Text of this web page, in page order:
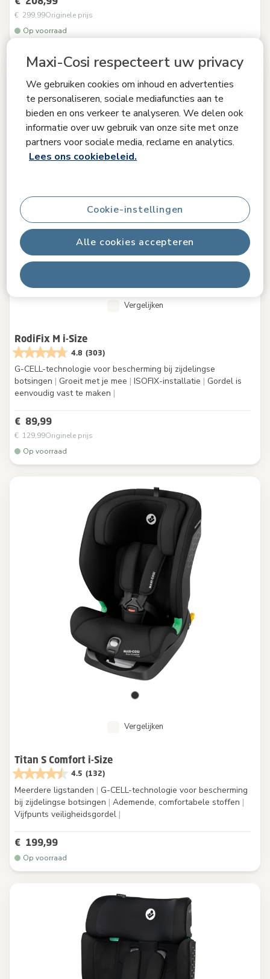
Maxi-Cosi respecteert uw privacy
We gebruiken cookies om inhoud en advertenties
te personaliseren, sociale mediafuncties aan te
bieden en ons verkeer te analyseren. We delen ook
informatie over uw gebruik van onze site met onze
partners voor sociale media, reclame en analytics.
Lees ons cookiebeleid.
Alle cookies accepteren
Cookie-instellingen
€ 299,99Originele prijs
Op voorraad
Vergelijken
RodiFix M i-Size
4.8 (303)
G-CELL-technologie voor bescherming bij zijdelingse
botsingen | Groeit met je mee | ISOFIX-installatie | Gordel is
eenvoudig vast te maken |
€ 89,99
€ 129,99Originele prijs
Op voorraad
Vergelijken
Titan S Comfort i-Size
4.5 (132)
Meerdere ligstanden | G-CELL-technologie voor bescherming
bij zijdelingse botsingen | Ademende, comfortabele stoffen |
Vijfpunts veiligheidsgordel |
€ 199,99
Op voorraad